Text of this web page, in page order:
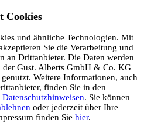
Cookies
und ähnliche Technologien. Mit
Sie die Verarbeitung und
an Drittanbieter. Die Daten werden
Gust. Alberts GmbH & Co. KG
Weitere Informationen, auch
finden Sie in den
Datenschutzhinweisen. Sie können
oder jederzeit über Ihre
finden Sie hier.